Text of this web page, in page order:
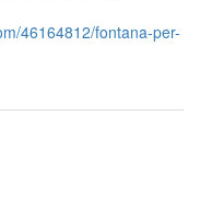
46164812/fontana-per-